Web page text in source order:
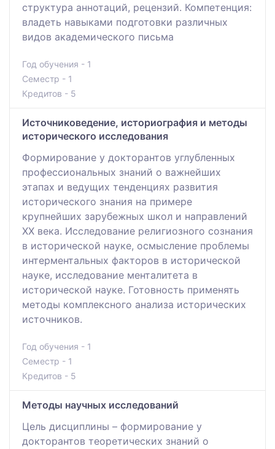
структура аннотаций, рецензий. Компетенция:
владеть навыками подготовки различных
видов академического письма
Год обучения - 1
Семестр - 1
Кредитов - 5
Источниковедение, историография и методы
исторического исследования
Формирование у докторантов углубленных
профессиональных знаний о важнейших
этапах и ведущих тенденциях развития
исторического знания на примере
крупнейших зарубежных школ и направлений
ХX века. Исследование религиозного сознания
в исторической науке, осмысление проблемы
интерментальных факторов в исторической
науке, исследование менталитета в
исторической науке. Готовность применять
методы комплексного анализа исторических
источников.
Год обучения - 1
Семестр - 1
Кредитов - 5
Методы научных исследований
Цель дисциплины – формирование у
докторантов теоретических знаний о